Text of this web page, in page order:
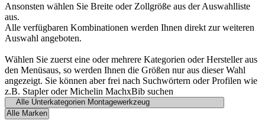
Ansonsten wählen Sie Breite oder Zollgröße aus der Auswahlliste
aus.
Alle verfügbaren Kombinationen werden Ihnen direkt zur weiteren
Auswahl angeboten.
Wählen Sie zuerst eine oder mehrere Kategorien oder Hersteller aus
den Menüsaus, so werden Ihnen die Größen nur aus dieser Wahl
angezeigt. Sie können aber frei nach Suchwörtern oder Profilen wie
z.B. Stapler oder Michelin MachxBib suchen